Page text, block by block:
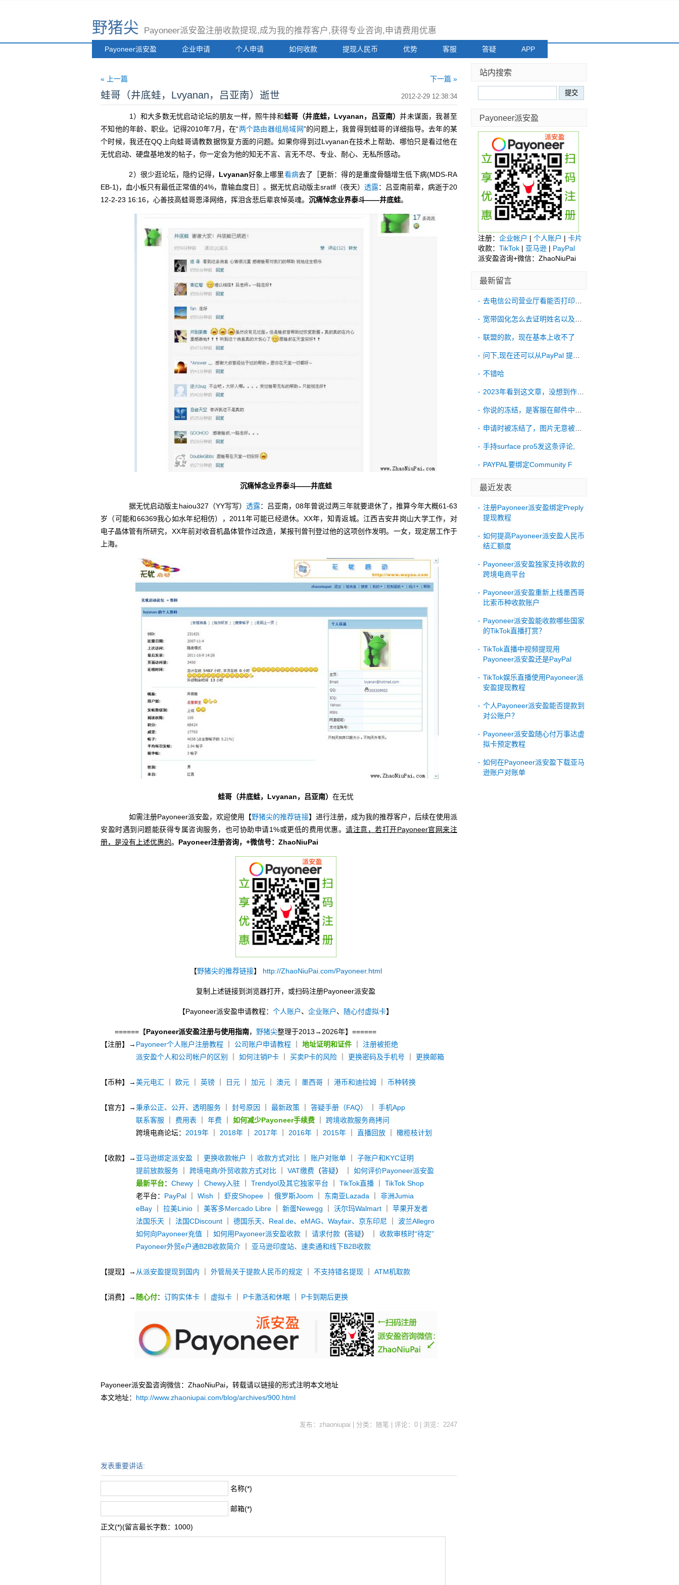
野猪尖 Payoneer派安盈注册收款提现,成为我的推荐客户,获得专业咨询,申请费用优惠
Payoneer派安盈 企业申请 个人申请 如何收款 提现人民币 优势 客服 答疑 APP
« 上一篇 下一篇 »
2012-2-29 12:38:34
蛙哥（井底蛙，Lvyanan，吕亚南）逝世
1）和大多数无忧启动论坛的朋友一样，照牛排和蛙哥（井底蛙，Lvyanan，吕亚南）并未谋面，我甚至
不知他的年龄、职业。记得2010年7月，在“两个路由器组局域网”的问题上，我曾得到蛙哥的详细指导。去年的某
个时候，我还在QQ上向蛙哥请教数据恢复方面的问题。如果你得到过Lvyanan在技术上帮助、哪怕只是看过他在
无忧启动、硬盘基地发的帖子，你一定会为他的知无不言、言无不尽、专业、耐心、无私所感动。
2）很少逛论坛，隐约记得， Lvyanan好象上哪里看病去了［更新：得的是重度骨髓增生低下病(MDS-RA
EB-1)，血小板只有最低正常值的4%，靠输血度日］。据无忧启动版主sratlf（夜天） 透露：吕亚南前辈，病逝于20
12-2-23 16:16，心善技高蛙哥恩泽网络，挥泪含悲后辈哀悼英魂。沉痛悼念业界泰斗——井底蛙。
沉痛悼念业界泰斗——井底蛙
据无忧启动版主haiou327（YY写写） 透露：吕亚南，08年曾说过两三年就要退休了，推算今年大概61-63
岁（可能和66369我心如水年纪相仿），2011年可能已经退休。XX年，知青返城。江西吉安井岗山大学工作，对
电子晶体管有所研究，XX年前对收音机晶体管作过改造，某报刊曾刊登过他的这项创作发明。一女，现定居工作于
上海。
蛙哥（井底蛙，Lvyanan，吕亚南）在无忧
如需注册Payoneer派安盈，欢迎使用【野猪尖的推荐链接】进行注册，成为我的推荐客户，后续在使用派
安盈时遇到问题能获得专属咨询服务，也可协助申请1%或更低的费用优惠。请注意，若打开Payoneer官网来注
册，是没有上述优惠的。 Payoneer注册咨询，+微信号：ZhaoNiuPai
【野猪尖的推荐链接】 http://ZhaoNiuPai.com/Payoneer.html
复制上述链接到浏览器打开，或扫码注册Payoneer派安盈
【Payoneer派安盈申请教程：个人账户、企业账户、 随心付虚拟卡】
======【Payoneer派安盈注册与使用指南， 野猪尖整理于2013→2026年】======
【注册】→ Payoneer个人账户注册教程 公司账户申请教程 ｜地址证明和证件
注册被拒绝
派安盈个人和公司帐户的区别
｜如何注销P卡 买卖P卡的风险 更换密码及手机号 更换邮箱
【币种】→美元电汇 欧元 ｜英镑 日元 ｜加元 ｜澳元 ｜墨西哥 ｜港币和迪拉姆 币种转换
【官方】→秉承公正、公开、透明服务 ｜封号原因 ｜最新政策 ｜答疑手册（FAQ） ｜手机App
联系客服
费用表 ｜年费 ｜如何减少Payoneer手续费
跨境收款服务商拷问
跨境电商论坛： 2019年 2018年 2017年 2016年 2015年 直播回放 ｜橄榄枝计划
【收款】→ 亚马逊绑定派安盈 更换收款帐户 收款方式对比 账户对账单 ｜子账户和KYC证明
提前放款服务
跨境电商/外贸收款方式对比 ｜VAT缴费 （答疑） ｜如何评价Payoneer派安盈
最新平台：Chewy ｜Chewy入驻 ｜Trendyol及其它独家平台 ｜TikTok直播 ｜TikTok Shop
老平台： PayPal ｜Wish 虾皮Shopee ｜俄罗斯Joom 东南亚Lazada ｜非洲Jumia
eBay ｜拉美Linio ｜美客多Mercado Libre ｜新蛋Newegg ｜沃尔玛Walmart ｜苹果开发者
法国乐天
法国CDiscount ｜德国乐天、Real.de、eMAG、Wayfair、京东印尼 ｜波兰Allegro
如何向Payoneer充值 ｜如何用Payoneer派安盈收款 ｜请求付款 （答疑） ｜ 收款审核时“待定”
Payoneer外贸e户通B2B收款简介
亚马逊印度站、速卖通和线下B2B收款
【提现】→ 从派安盈提现到国内 ｜外管局关于提款人民币的规定 ｜不支持错名提现 ｜ATM机取款
【消费】→ 随心付：订购实体卡 虚拟卡 P卡激活和休眠 P卡到期后更换
Payoneer派安盈咨询微信：ZhaoNiuPai，转载请以链接的形式注明本文地址
本文地址： http://www.zhaoniupai.com/blog/archives/900.html
发布：zhaoniupai | 分类：随笔 | 评论：0 | 浏览： 2247
发表重要讲话:
名称(*)
邮箱(*)
正文(*)(留言最长字数：1000)
站内搜索
Payoneer派安盈
注册： 企业帐户 | 个人账户 | 卡片
收款： TikTok | 亚马逊 | PayPal
派安盈咨询+微信：ZhaoNiuPai
最新留言
联盟的款，现在基本上收不了
不错哈
手持surface pro5发这条评论,
PAYPAL要绑定Community F
最近发表
注册Payoneer派安盈绑定Preply
提现教程
如何提高Payoneer派安盈人民币
结汇额度
Payoneer派安盈独家支持收款的
跨境电商平台
Payoneer派安盈重新上线墨西哥
比索币种收款账户
Payoneer派安盈能收款哪些国家
的TikTok直播打赏？
TikTok直播中视频提现用
Payoneer派安盈还是PayPal
TikTok娱乐直播使用Payoneer派
安盈提现教程
个人Payoneer派安盈能否提款到
对公账户？
Payoneer派安盈随心付万事达虚
拟卡预定教程
如何在Payoneer派安盈下载亚马
逊账户对账单